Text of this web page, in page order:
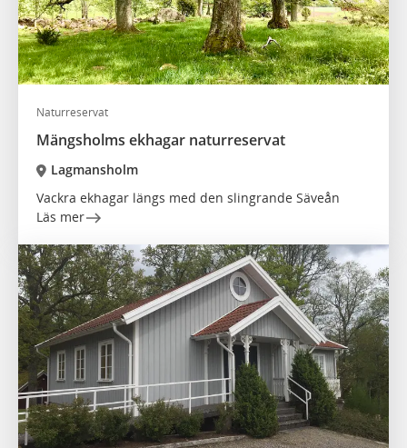
Naturreservat
Mängsholms ekhagar naturreservat
Lagmansholm
Vackra ekhagar längs med den slingrande Säveån
Läs mer